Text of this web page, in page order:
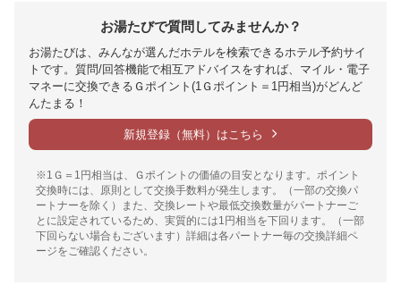
お湯たびで質問してみませんか？
お湯たびは、みんなが選んだホテルを検索できるホテル予約サイ
トです。質問/回答機能で相互アドバイスをすれば、マイル・電子
マネーに交換できるＧポイント(1Ｇポイント＝1円相当)がどんど
んたまる！
新規登録（無料）はこちら
※1Ｇ＝1円相当は、Ｇポイントの価値の目安となります。ポイント
交換時には、原則として交換手数料が発生します。（一部の交換パ
ートナーを除く）また、交換レートや最低交換数量がパートナーご
とに設定されているため、実質的には1円相当を下回ります。（一部
下回らない場合もございます）詳細は各パートナー毎の交換詳細ペ
ージをご確認ください。